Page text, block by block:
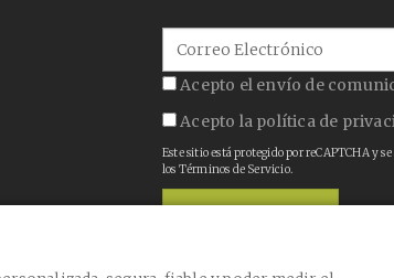
Acepto el envío de
Acepto la política de
Este sitio está protegido por reCAPTCHA y
los Términos de Servicio.
CONFIRMAR